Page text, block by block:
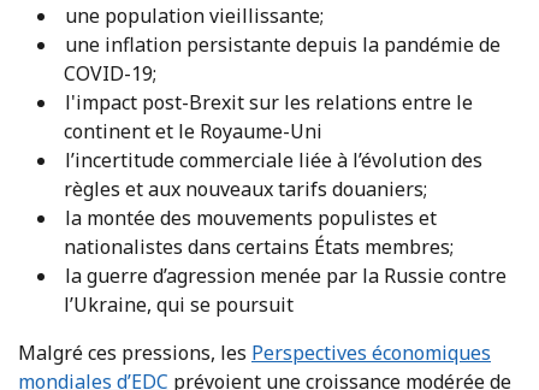
une population vieillissante;
une inflation persistante depuis la pandémie de
COVID-19;
l'impact post-Brexit sur les relations entre le
continent et le Royaume-Uni
l’incertitude commerciale liée à l’évolution des
règles et aux nouveaux tarifs douaniers;
la montée des mouvements populistes et
nationalistes dans certains États membres;
la guerre d’agression menée par la Russie contre
l’Ukraine, qui se poursuit
Malgré ces pressions, les Perspectives économiques
mondiales d’EDC prévoient une croissance modérée de